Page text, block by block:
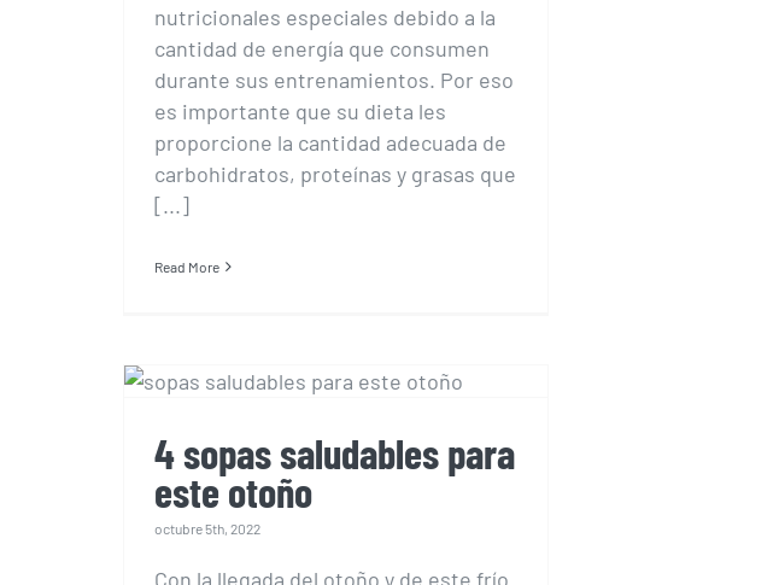
nutricionales especiales debido a la
cantidad de energía que consumen
durante sus entrenamientos. Por eso
es importante que su dieta les
proporcione la cantidad adecuada de
carbohidratos, proteínas y grasas que
[...]
Read More
4 sopas saludables
para este otoño
4 sopas saludables para
este otoño
octubre 5th, 2022
Con la llegada del otoño y de este frío